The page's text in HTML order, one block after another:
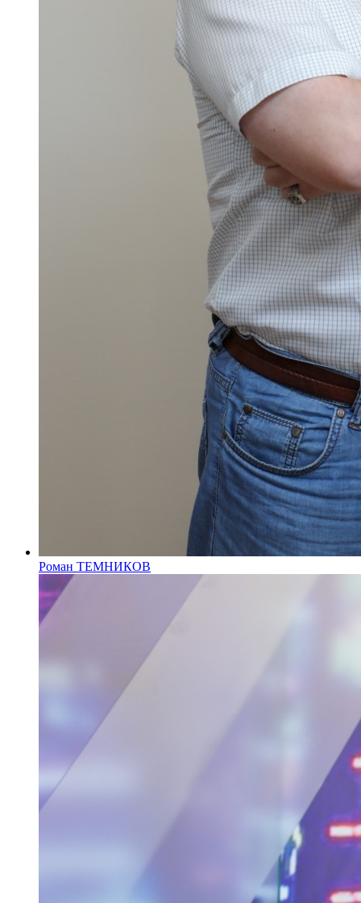
Роман ТЕМНИКОВ